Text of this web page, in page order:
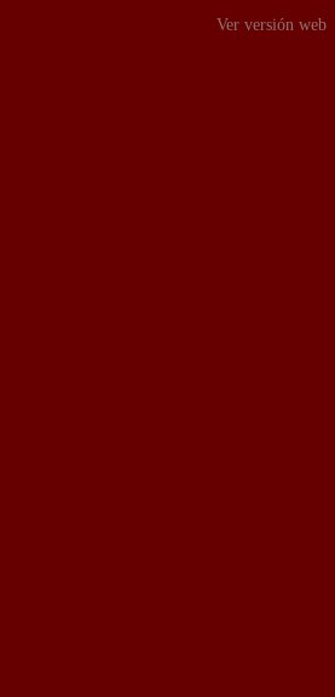
Ver versión web